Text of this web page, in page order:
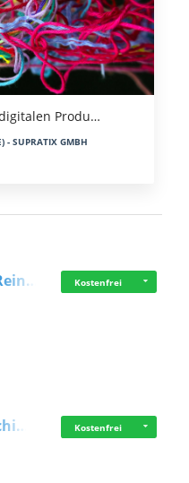
Produ…
- SUPRATIX GMBH
Kostenfrei
Kostenfrei